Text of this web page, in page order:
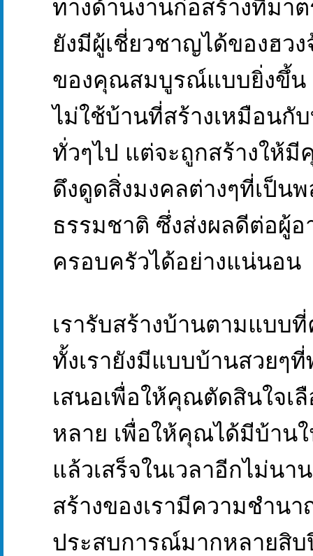
ทางด้านงานก่อสร้างที่มาต
ยังมีผู้เชี่ยวชาญได้ของฮว
ของคุณสมบูรณ์แบบยิ่งขึ้น
ไม่ใช้บ้านที่สร้างเหมือนกั
ทั่วๆไป แต่จะถูกสร้างให้
ดึงดูดสิ่งมงคลต่างๆที่เป็น
ธรรมชาติ ซึ่งส่งผลดีต่อผู้
ครอบครัวได้อย่างแน่นอน
เรารับสร้างบ้านตามแบบ
ทั้งเรายังมีแบบบ้านสวยๆ
เสนอเพื่อให้คุณตัดสินใจเ
หลาย เพื่อให้คุณได้มีบ้าน
แล้วเสร็จในเวลาอีกไม่น
สร้างของเรามีความชำน
ประสบการณ์มากหลายสิบ